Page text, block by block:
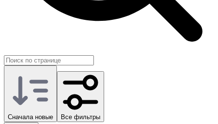
Сначала новые Все фильтры